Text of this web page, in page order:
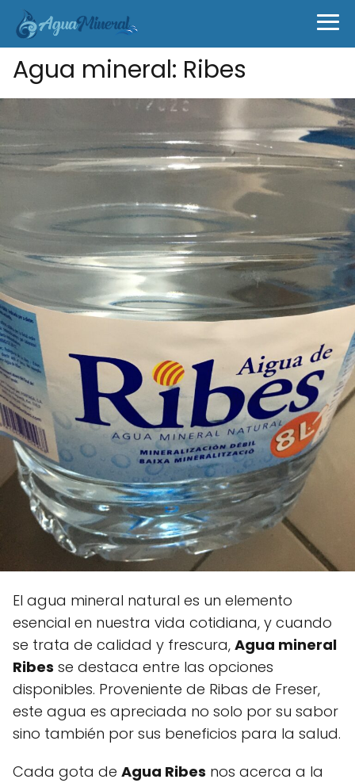
Agua mineral: Ribes
El agua mineral natural es un elemento
esencial en nuestra vida cotidiana, y cuando
se trata de calidad y frescura, Agua mineral
Ribes se destaca entre las opciones
disponibles. Proveniente de Ribas de Freser,
este agua es apreciada no solo por su sabor
sino también por sus beneficios para la salud.
Cada gota de Agua Ribes nos acerca a la